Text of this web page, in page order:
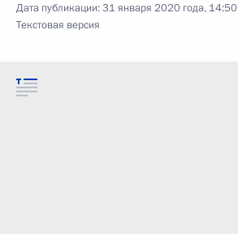
Дата публикации:31 января 2020 года, 14:50
Текстовая версия